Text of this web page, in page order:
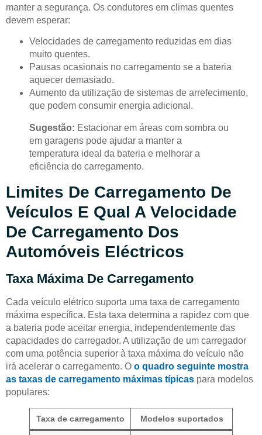
manter a segurança. Os condutores em climas quentes
devem esperar:
Velocidades de carregamento reduzidas em dias
muito quentes.
Pausas ocasionais no carregamento se a bateria
aquecer demasiado.
Aumento da utilização de sistemas de arrefecimento,
que podem consumir energia adicional.
Sugestão: Estacionar em áreas com sombra ou
em garagens pode ajudar a manter a
temperatura ideal da bateria e melhorar a
eficiência do carregamento.
Limites De Carregamento De
Veículos E Qual A Velocidade
De Carregamento Dos
Automóveis Eléctricos
Taxa Máxima De Carregamento
Cada veículo elétrico suporta uma taxa de carregamento
máxima específica. Esta taxa determina a rapidez com que
a bateria pode aceitar energia, independentemente das
capacidades do carregador. A utilização de um carregador
com uma potência superior à taxa máxima do veículo não
irá acelerar o carregamento. O o quadro seguinte mostra
as taxas de carregamento máximas típicas para modelos
populares:
Taxa de carregamento Modelos suportados